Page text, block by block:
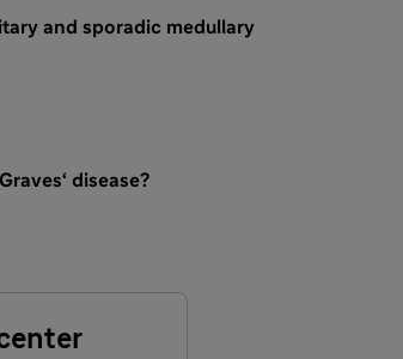
and sporadic medullary
disease?